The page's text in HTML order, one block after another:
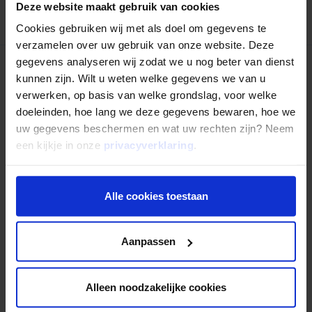
Deze website maakt gebruik van cookies
Cookies gebruiken wij met als doel om gegevens te
verzamelen over uw gebruik van onze website. Deze
gegevens analyseren wij zodat we u nog beter van dienst
kunnen zijn. Wilt u weten welke gegevens we van u
verwerken, op basis van welke grondslag, voor welke
doeleinden, hoe lang we deze gegevens bewaren, hoe we
uw gegevens beschermen en wat uw rechten zijn? Neem
een kijkje in onze privacyverklaring.
Alle cookies toestaan
Aanpassen
Alleen noodzakelijke cookies
Terug naar overzicht
Nog niet uitgelezen?